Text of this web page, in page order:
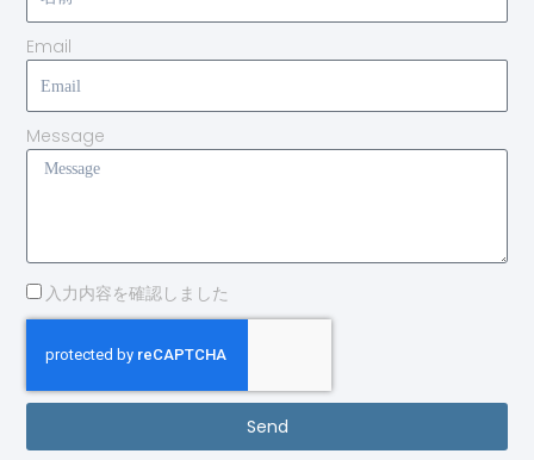
Email
Message
入力内容を確認しました
Send